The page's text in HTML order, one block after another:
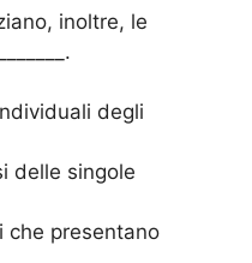
inoltre, le
degli
delle singole
che presentano